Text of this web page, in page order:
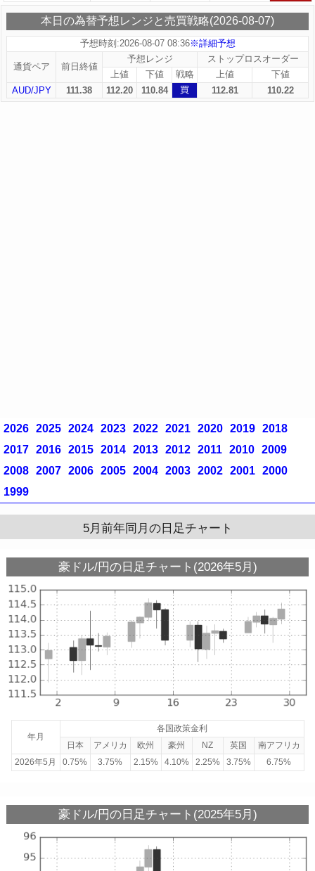
本日の為替予想レンジと売買戦略(2026-08-07)
予想時刻:2026-08-07 08:36※詳細予想
通貨ペア 前日終値
予想レンジ
ストップロスオーダー
上値
下値 戦略 上値
下値
AUD/JPY
111.38 112.20 110.84 買 112.81 110.22
2026 2025 2024 2023 2022 2021 2020 2019 2018
2017 2016 2015 2014 2013 2012 2011 2010 2009
2008 2007 2006 2005 2004 2003 2002 2001 2000
1999
5月前年同月の日足チャート
豪ドル/円の日足チャート(2026年5月)
年月
各国政策金利
日本
アメリカ 欧州 豪州 NZ 英国
南アフリカ
2026年5月
0.75% 3.75% 2.15% 4.10% 2.25% 3.75% 6.75%
豪ドル/円の日足チャート(2025年5月)